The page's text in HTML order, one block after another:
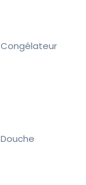
Congélateur
Douche